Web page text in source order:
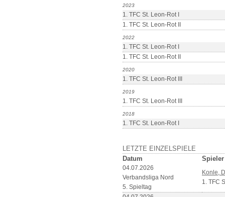
2023
1. TFC St. Leon-Rot I
1. TFC St. Leon-Rot II
2022
1. TFC St. Leon-Rot I
1. TFC St. Leon-Rot II
2020
1. TFC St. Leon-Rot III
2019
1. TFC St. Leon-Rot III
2018
1. TFC St. Leon-Rot I
LETZTE EINZELSPIELE
Datum
Spieler
04.07.2026
Verbandsliga Nord
5. Spieltag
Konle,
1. TFC